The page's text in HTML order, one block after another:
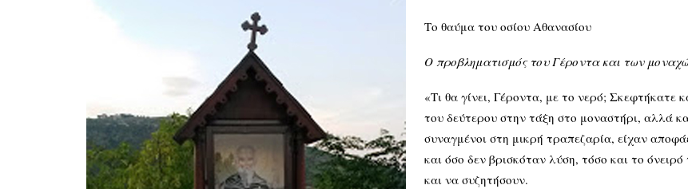
Το θαύμα του οσίου Αθανασίου
Ο προβληματισμός του Γέροντα και των
«Τι θα γίνει, Γέροντα, με το νερό;
του δεύτερου στην τάξη στο μοναστήρι,
συναγμένοι στη μικρή τραπεζαρία, είχαν
και όσο δεν βρισκόταν λύση, τόσο και το
και να συζητήσουν.